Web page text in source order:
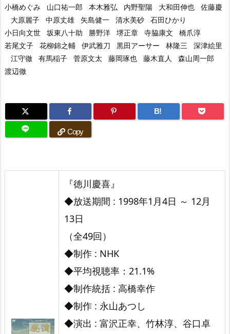
小橋めぐみ
山口祐一郎 本木雅弘 内野聖陽 大和田伸也
佐藤慶
大原麗子
中原丈雄 矢島健一 清水美砂
石田ひかり
小日向文世
坂東八十助 勝野洋 堺正章 寺脇康文
橋爪淳
若尾文子
花柳錦之輔 伊武雅刀 黒田アーサー 林隆三
深津絵里
江守徹
有馬稲子 菅原文太 藤岡琢也 藤木直人
森山周一郎
渡辺徹
B!
Copy
『徳川慶喜』
◆放送期間 : 1998年1月4日 ～ 12月
13日
（全49回）
◆制作 : NHK
◆平均視聴率：21.1%
◆制作統括 : 高橋幸作
◆制作 : 永山あつし
◆演出 : 富沢正幸、竹林淳、谷口卓